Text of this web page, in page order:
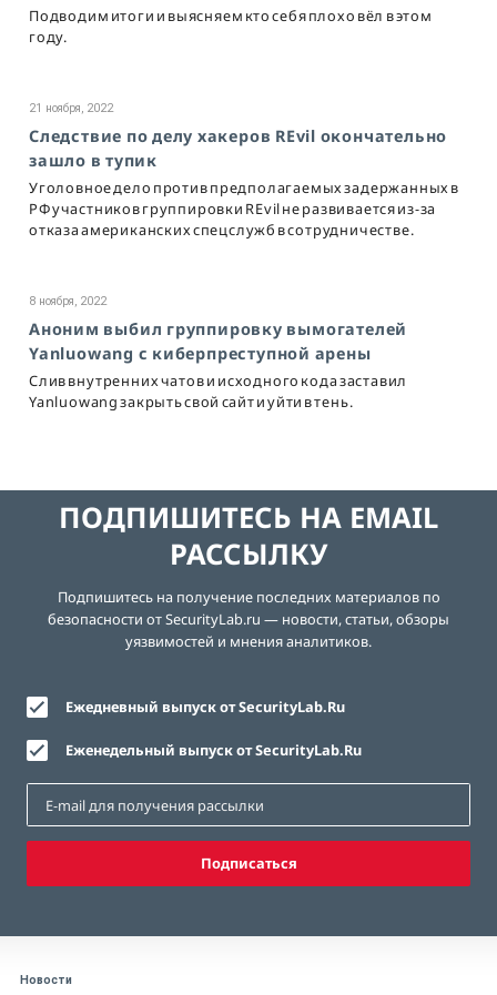
Подводим итоги и выясняем кто себя плохо вёл в этом
году.
21 ноября, 2022
Следствие по делу хакеров REvil окончательно
зашло в тупик
Уголовное дело против предполагаемых задержанных в
РФ участников группировки REvil не развивается из-за
отказа американских спецслужб в сотрудничестве.
8 ноября, 2022
Аноним выбил группировку вымогателей
Yanluowang с киберпреступной арены
Слив внутренних чатов и исходного кода заставил
Yanluowang закрыть свой сайт и уйти в тень.
ПОДПИШИТЕСЬ НА EMAIL
РАССЫЛКУ
Подпишитесь на получение последних материалов по
безопасности от SecurityLab.ru — новости, статьи, обзоры
уязвимостей и мнения аналитиков.
Ежедневный выпуск от SecurityLab.Ru
Еженедельный выпуск от SecurityLab.Ru
Подписаться
Новости